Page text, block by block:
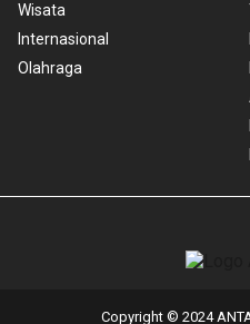
Wisata
Internasional
Olahraga
Copyright © 2024